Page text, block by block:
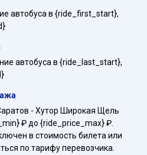
автобуса в {ride_first_start},
автобуса в {ride_last_start},
- Хутор Широкая Щель
₽ до {ride_price_max} ₽.
в стоимость билета или
по тарифу перевозчика.